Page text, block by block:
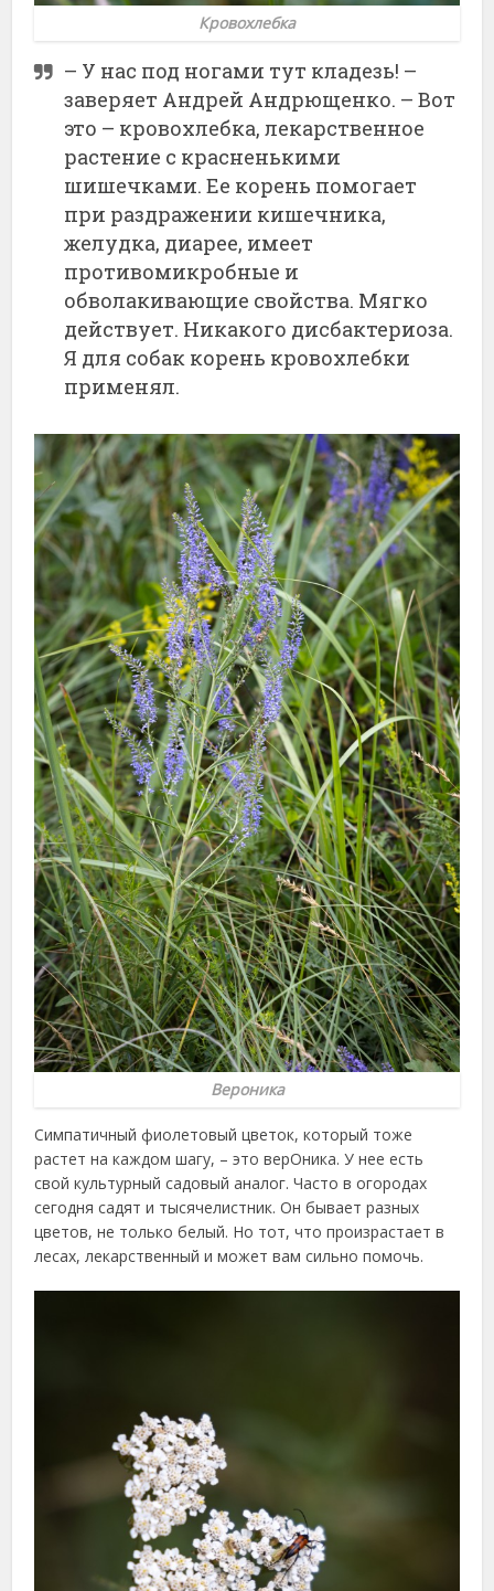
Кровохлебка
– У нас под ногами тут кладезь! –
заверяет Андрей Андрющенко. – Вот
это – кровохлебка, лекарственное
растение с красненькими
шишечками. Ее корень помогает
при раздражении кишечника,
желудка, диарее, имеет
противомикробные и
обволакивающие свойства. Мягко
действует. Никакого дисбактериоза.
Я для собак корень кровохлебки
применял.
Вероника
Симпатичный фиолетовый цветок, который тоже
растет на каждом шагу, – это верОника. У нее есть
свой культурный садовый аналог. Часто в огородах
сегодня садят и тысячелистник. Он бывает разных
цветов, не только белый. Но тот, что произрастает в
лесах, лекарственный и может вам сильно помочь.